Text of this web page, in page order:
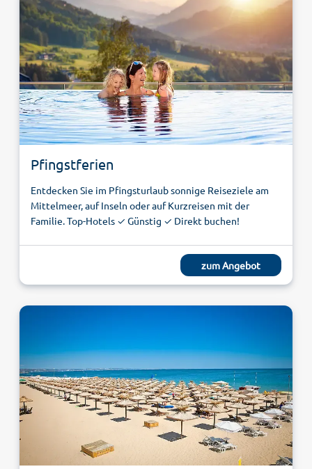
Pfingstferien
Entdecken Sie im Pfingsturlaub sonnige Reiseziele am
Mittelmeer, auf Inseln oder auf Kurzreisen mit der
Familie. Top-Hotels ✓ Günstig ✓ Direkt buchen!
zum Angebot